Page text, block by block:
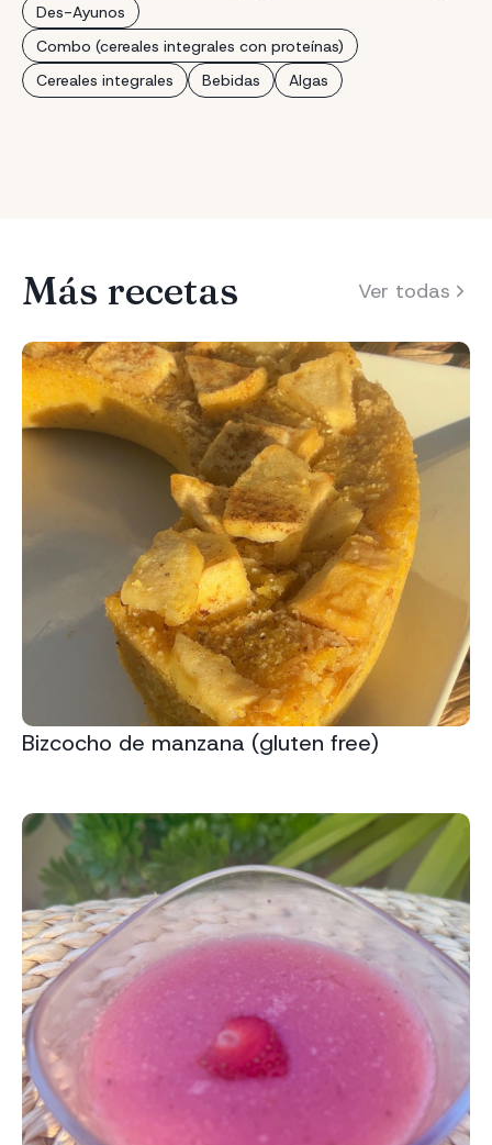
Des-Ayunos
Combo (cereales integrales con proteínas)
Cereales integrales
Bebidas Algas
Más recetas Ver todas
Bizcocho de manzana (gluten free)